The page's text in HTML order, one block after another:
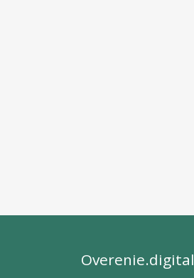
Overenie.digital